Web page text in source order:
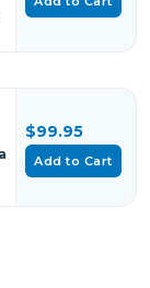
$99.95
Add to Cart